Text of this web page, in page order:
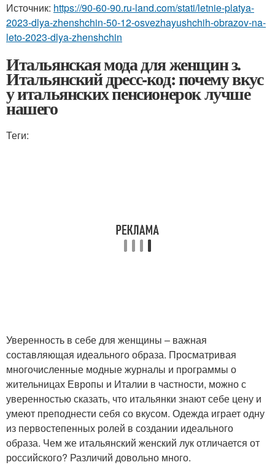
Источник: https://90-60-90.ru-land.com/stati/letnie-platya-
2023-dlya-zhenshchin-50-12-osvezhayushchih-obrazov-na-
leto-2023-dlya-zhenshchin
Итальянская мода для женщин з.
Итальянский дресс-код: почему вкус
у итальянских пенсионерок лучше
нашего
Теги:
Уверенность в себе для женщины – важная
составляющая идеального образа. Просматривая
многочисленные модные журналы и программы о
жительницах Европы и Италии в частности, можно с
уверенностью сказать, что итальянки знают себе цену и
умеют преподнести себя со вкусом. Одежда играет одну
из первостепенных ролей в создании идеального
образа. Чем же итальянский женский лук отличается от
российского? Различий довольно много.